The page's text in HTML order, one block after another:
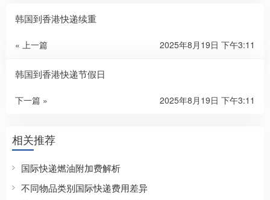
韩国到香港快递续重
« 上一篇 2025年8月19日 下午3:11
韩国到香港快递节假日
下一篇 » 2025年8月19日 下午3:11
相关推荐
国际快递燃油附加费解析
不同物品类别国际快递费用差异